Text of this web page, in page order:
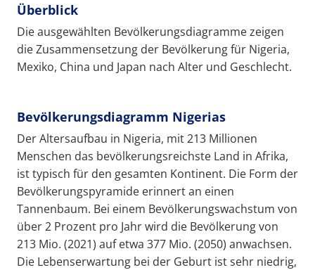
Überblick
Die ausgewählten Bevölkerungsdiagramme zeigen
die Zusammensetzung der Bevölkerung für Nigeria,
Mexiko, China und Japan nach Alter und Geschlecht.
Bevölkerungsdiagramm Nigerias
Der Altersaufbau in Nigeria, mit 213 Millionen
Menschen das bevölkerungsreichste Land in Afrika,
ist typisch für den gesamten Kontinent. Die Form der
Bevölkerungspyramide erinnert an einen
Tannenbaum. Bei einem Bevölkerungswachstum von
über 2 Prozent pro Jahr wird die Bevölkerung von
213 Mio. (2021) auf etwa 377 Mio. (2050) anwachsen.
Die Lebenserwartung bei der Geburt ist sehr niedrig,